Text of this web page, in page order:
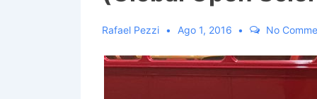
Rafael Pezzi Ago 1, 2016 No